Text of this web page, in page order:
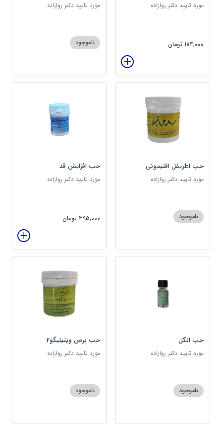
مورد تایید دکتر روازاده
184,000 تومان
مورد تایید دکتر روازاده
ناموجود
حب اطریفل افتیمونی
مورد تایید دکتر روازاده
ناموجود
حب افزایش قد
مورد تایید دکتر روازاده
395,000 تومان
حب انگل
مورد تایید دکتر روازاده
ناموجود
حب برص ویتیلیگو2
مورد تایید دکتر روازاده
ناموجود